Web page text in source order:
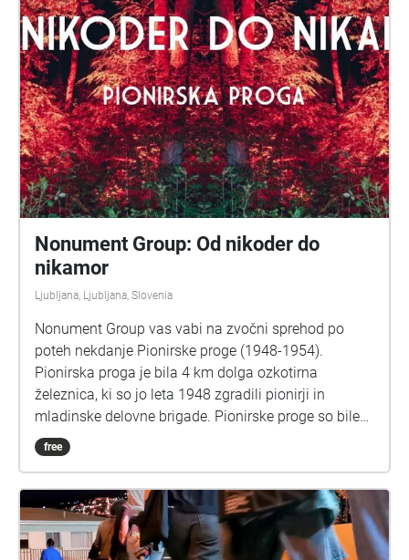
was gathered, creating a dialogue between the
listener's present surroundings and a reconstructed
sonic past. Together, the four works invite listeners to
consider how sound can both document and distort
place, asking what remains when a moment of
listening has passed and only its echoes endure.
Nonument Group: Od nikoder do
nikamor
Ljubljana, Ljubljana, Slovenia
Nonument Group vas vabi na zvočni sprehod po
poteh nekdanje Pionirske proge (1948-1954).
Pionirska proga je bila 4 km dolga ozkotirna
železnica, ki so jo leta 1948 zgradili pionirji in
mladinske delovne brigade. Pionirske proge so bile
mišljene kot vzgojne igrače, ki naj bi pri otrocih
krepile ljubezen do tehnike, odgovornost, marljivost
jim prinašale razvedrilo. Leta 1954 je bila proga
ukinjena, njeni ostanki razstavljeni in premeščeni,
proga pa pozabljena. Po delu nekdanje trase ob
free